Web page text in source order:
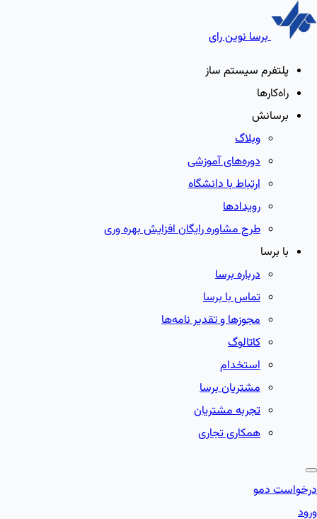
برسا نوین رای
پلتفرم سیستم ساز
راه‌کارها
برسانش
وبلاگ
دوره‌های آموزشی
ارتباط با دانشگاه
رویدادها
طرح مشاوره رایگان افزایش بهره وری
با برسا
درباره برسا
تماس با برسا
مجوزها و تقدیر نامه‌ها
کاتالوگ
استخدام
مشتریان برسا
تجربه مشتریان
همکاری تجاری
درخواست دمو
ورود